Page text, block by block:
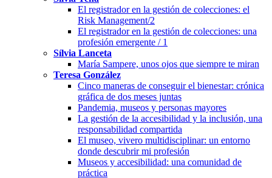
El registrador en la gestión de colecciones: el
Risk Management/2
El registrador en la gestión de colecciones: una
profesión emergente / 1
Sílvia Lanceta
María Sampere, unos ojos que siempre te miran
Teresa González
Cinco maneras de conseguir el bienestar: crónica
gráfica de dos meses juntas
Pandemia, museos y personas mayores
La gestión de la accesibilidad y la inclusión, una
responsabilidad compartida
El museo, vivero multidisciplinar: un entorno
donde descubrir mi profesión
Museos y accesibilidad: una comunidad de
práctica